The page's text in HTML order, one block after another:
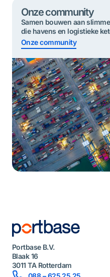
Onze community
Samen bouwen aan
die havens en logistieke
veilig maken.​ Samen
havencommunities. Dat is
woord in deze missie is
voor alle organisaties in
dat we een neutrale positie
dochteronderneming […]
Onze community
Portbase B.V.
Blaak 16
3011 TA Rotterdam